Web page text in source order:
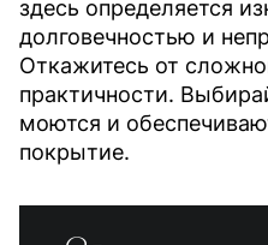
здесь определяется
долговечностью и
Откажитесь от
практичности.
моются и
покрытие.